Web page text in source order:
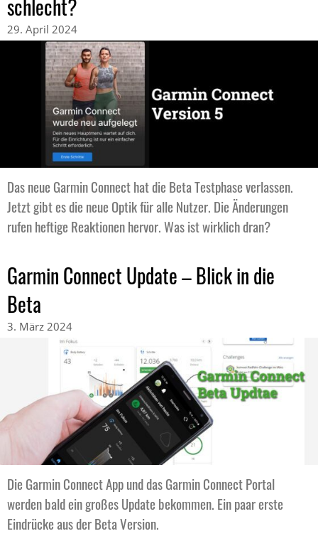
schlecht?
29. April 2024
Das neue Garmin Connect hat die Beta Testphase verlassen.
Jetzt gibt es die neue Optik für alle Nutzer. Die Änderungen
rufen heftige Reaktionen hervor. Was ist wirklich dran?
Garmin Connect Update – Blick in die
Beta
3. März 2024
Die Garmin Connect App und das Garmin Connect Portal
werden bald ein großes Update bekommen. Ein paar erste
Eindrücke aus der Beta Version.